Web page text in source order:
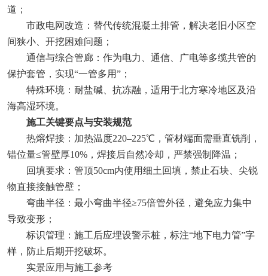
道；
市政电网改造‌：替代传统混凝土排管，解决老旧小区空
间狭小、开挖困难问题；
通信与综合管廊‌：作为电力、通信、广电等多缆共管的
保护套管，实现“一管多用”；
特殊环境‌：耐盐碱、抗冻融，适用于北方寒冷地区及沿
海高湿环境。
施工关键要点与安装规范‌
热熔焊接‌：加热温度220–225℃，管材端面需垂直铣削，
错位量≤管壁厚10%，焊接后自然冷却，严禁强制降温；
回填要求‌：管顶50cm内使用细土回填，禁止石块、尖锐
物直接接触管壁；
弯曲半径‌：最小弯曲半径≥75倍管外径，避免应力集中
导致变形；
标识管理‌：施工后应埋设警示桩，标注“地下电力管”字
样，防止后期开挖破坏。
实景应用与施工参考‌